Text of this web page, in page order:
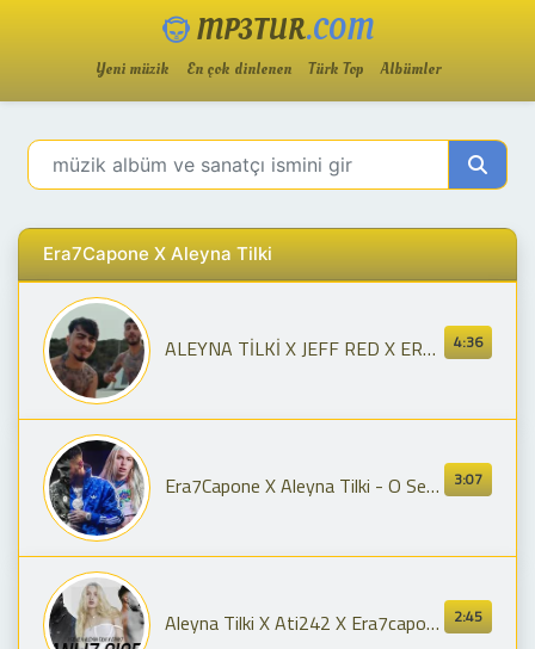
MP3TUR.COM
Yeni müzik En çok dinlenen Türk Top Albümler
Era7Capone X Aleyna Tilki
4:36
ALEYNA TİLKİ X JEFF RED X ERA7CAPONE X ALİZADE - CEVAPSIZ ÇINLAMA
3:07
Era7Capone X Aleyna Tilki - O Sen Olsan Bari
2:45
Aleyna Tilki X Ati242 X Era7capone - Yanlız Çiçek (Prod.Yahya Vural)